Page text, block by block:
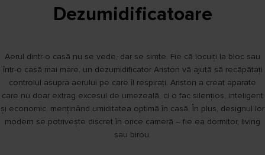
Dezumidificatoare
Aerul dintr-o casă nu se vede, dar se simte. Fie că locuiți la bloc sau
într-o casă mai mare, un dezumidificator Ariston vă ajută să recăpătați
controlul asupra aerului pe care îl respirați. Ariston a creat aparate
care nu doar extrag excesul de umezeală, ci o fac silențios, inteligent
și economic, menținând umiditatea optimă în casă. În plus, designul lor
modern se potrivește discret în orice cameră – fie ea dormitor, living
sau birou.